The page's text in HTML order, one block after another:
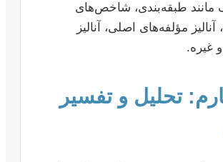
مانند طبقه‌بندی، شاخص‌های
مؤلفه‌های اصلی، آنالیز
و غیره.
تحلیل و تفسیر